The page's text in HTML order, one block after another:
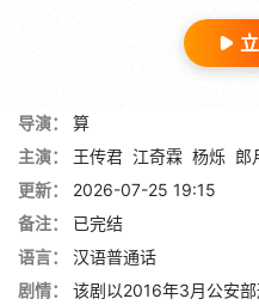
导演：
算
主演：
王传君 江奇霖 杨烁 郎
更新：
2026-07-25 19:15
备注：
已完结
语言：
汉语普通话
剧情：
该剧以2016年3月公安